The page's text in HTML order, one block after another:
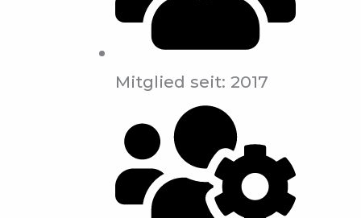
Mitglied seit: 2017